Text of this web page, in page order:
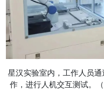
星汉实验室内，工作人员
作，进行人机交互测试。